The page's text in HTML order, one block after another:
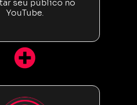
seu público no
YouTube.